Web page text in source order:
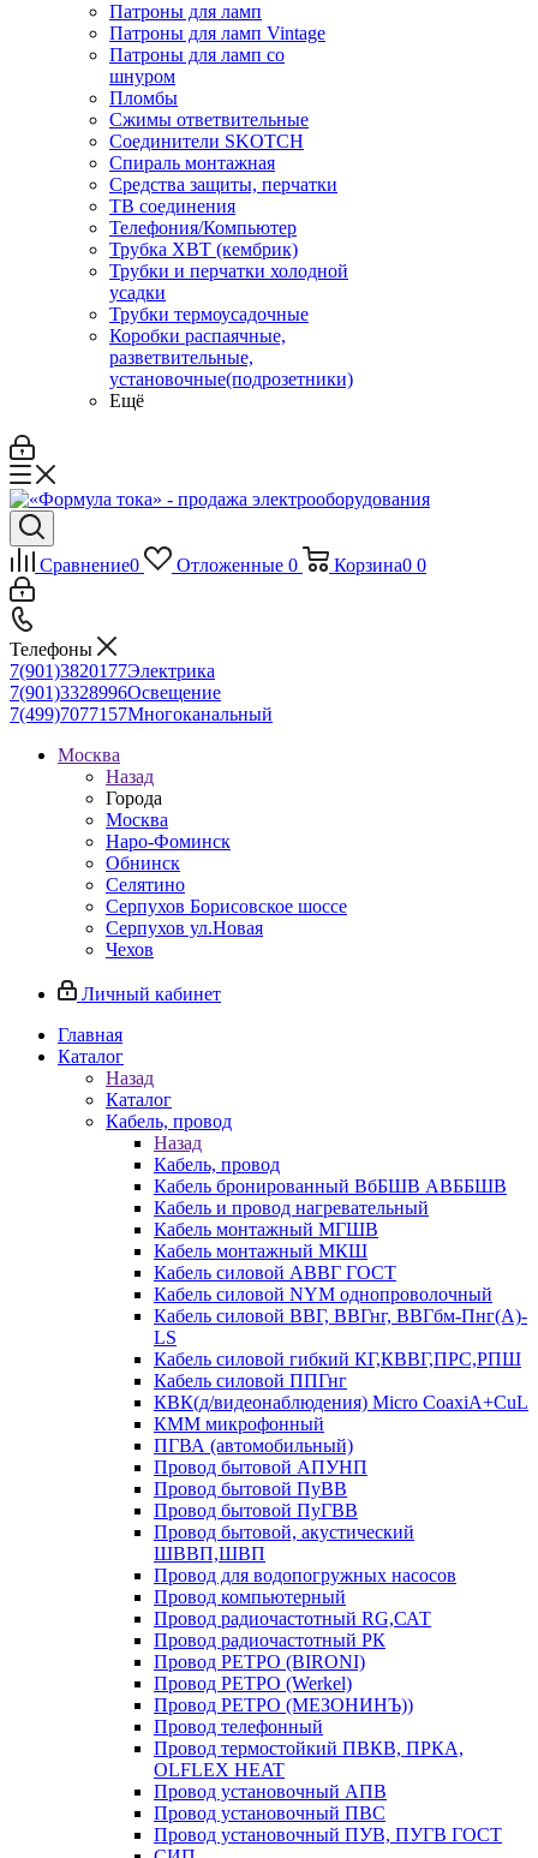
Патроны для ламп
Патроны для ламп Vintage
Патроны для ламп со
шнуром
Пломбы
Сжимы ответвительные
Соединители SKOTCH
Спираль монтажная
Средства защиты, перчатки
ТВ соединения
Телефония/Компьютер
Трубка ХВТ (кембрик)
Трубки и перчатки холодной
усадки
Трубки термоусадочные
Коробки распаячные,
разветвительные,
установочные(подрозетники)
Ещё
Сравнение0 Отложенные 0 Корзина0 0
Телефоны
7(901)3820177Электрика
7(901)3328996Освещение
7(499)7077157Многоканальный
Москва
Назад
Города
Москва
Наро-Фоминск
Обнинск
Селятино
Серпухов Борисовское шоссе
Серпухов ул.Новая
Чехов
Личный кабинет
Главная
Каталог
Назад
Каталог
Кабель, провод
Назад
Кабель, провод
Кабель бронированный ВбБШВ АВББШВ
Кабель и провод нагревательный
Кабель монтажный МГШВ
Кабель монтажный МКШ
Кабель силовой АВВГ ГОСТ
Кабель силовой NYM однопроволочный
Кабель силовой ВВГ, ВВГнг, ВВГбм-Пнг(А)-
LS
Кабель силовой гибкий КГ,КВВГ,ПРС,РПШ
Кабель силовой ППГнг
КВК(д/видеонаблюдения) Micro CoaxiA+CuL
КММ микрофонный
ПГВА (автомобильный)
Провод бытовой АПУНП
Провод бытовой ПуВВ
Провод бытовой ПуГВВ
Провод бытовой, акустический
ШВВП,ШВП
Провод для водопогружных насосов
Провод компьютерный
Провод радиочастотный RG,САТ
Провод радиочастотный РК
Провод РЕТРО (BIRONI)
Провод РЕТРО (Werkel)
Провод РЕТРО (МЕЗОНИНЪ))
Провод телефонный
Провод термостойкий ПВКВ, ПРКА,
OLFLEX HEAT
Провод установочный АПВ
Провод установочный ПВС
Провод установочный ПУВ, ПУГВ ГОСТ